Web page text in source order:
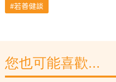
若善健談
您也可能喜歡...